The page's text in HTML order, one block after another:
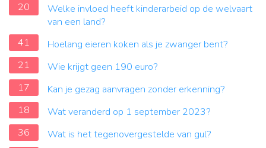
20
Welke invloed heeft kinderarbeid op de welvaart
van een land?
41
Hoelang eieren koken als je zwanger bent?
21
Wie krijgt geen 190 euro?
17
Kan je gezag aanvragen zonder erkenning?
18
Wat veranderd op 1 september 2023?
36
Wat is het tegenovergestelde van gul?